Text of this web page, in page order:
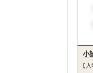
小
【